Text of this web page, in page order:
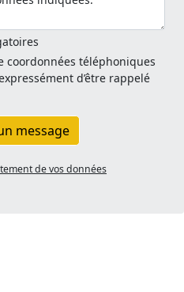
coordonnées téléphoniques
d’être rappelé
message
de vos données